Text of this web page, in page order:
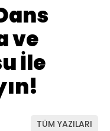
ve
İle
TÜM YAZILARI